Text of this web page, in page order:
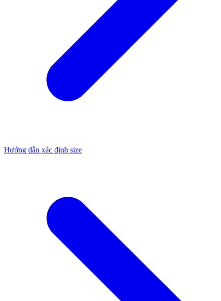
Hướng dẫn xác định size